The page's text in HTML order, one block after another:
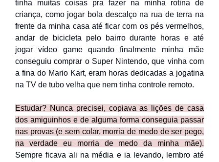
tinha muitas coisas pra fazer na minha rotina de
criança, como jogar bola descalço na rua de terra na
frente da minha casa até ficar com os pés vermelhos,
andar de bicicleta pelo bairro durante horas e até
jogar vídeo game quando finalmente minha mãe
conseguiu comprar o Super Nintendo, que vinha com
a fina do Mario Kart, eram horas dedicadas a jogatina
na TV de tubo velha que nem tinha controle remoto.
Estudar? Nunca precisei, copiava as lições de casa
dos amiguinhos e de alguma forma conseguia passar
nas provas (e sem colar, morria de medo de ser pego,
na verdade eu morria de medo da minha mãe).
Sempre ficava ali na média e ia levando, lembro até